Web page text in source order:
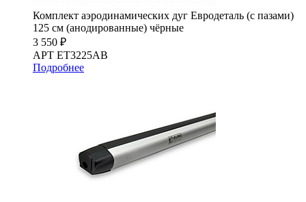
Комплект аэродинамических дуг Евродеталь (с пазами)
125 см (анодированные) чёрные
3 550 ₽
АРТ ET3225AB
Подробнее